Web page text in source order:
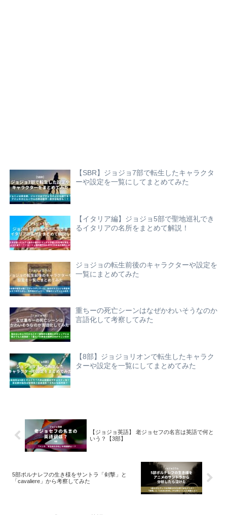
【SBR】ジョジョ7部で転生したキャラクタ
ーや設定を一覧にしてまとめてみた
【イタリア編】ジョジョ5部で聖地巡礼でき
るイタリアの名所をまとめて解説！
ジョジョの転生前後のキャラクターや設定を
一覧にまとめてみた
重ちーの死亡シーンはなぜかわいそうなのか
言語化して考察してみた
【8部】ジョジョリオンで転生したキャラク
ターや設定を一覧にしてまとめてみた
【ジョジョ英語】 老ジョセフの名言は英語で何と
いう？【3部】
5部ポルナレフの生き様をサントラ「剣撃」と
「cavaliere」から考察してみた